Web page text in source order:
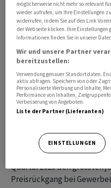
Finanzsektor und die
aufgestellt seien. «Und da
was wir in den letzten
ergriffen haben, jetzt
zeigt», sagte Nagel. Die
Das helfe, Risiken
Zuletzt gerieten
Immobilienkrise immer
zunehmend die Bilanzen
Verband deutscher
Quartal 2023 den grössten
Preisrückgang bei
möglicherweise nicht mehr so relevant
wieder aufrufen, um Ihre Einstellungen
widerrufen, indem Sie auf den Link
der Webseite klicken. Ihre Einstellungen
Informationen finden Sie in unserer
Wir und unsere Partner
bereitzustellen:
Verwendung genauer Standortdaten.
aktiv abfragen. Speichern von oder
Personalisierte Werbung und Inhalte,
Performance von Inhalten,
Verbesserung von Angeboten.
Liste der Partner (Lieferanten)
EINSTELLUNGEN